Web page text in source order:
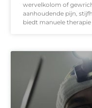
wervelkolom of
aanhoudende pijn,
biedt manuele therapie